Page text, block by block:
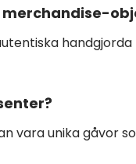
vara unika gåvor